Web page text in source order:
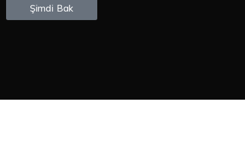
Şimdi Bak